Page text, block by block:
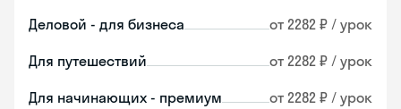
Деловой - для бизнеса от 2282 ₽ / урок
Для путешествий от 2282 ₽ / урок
Для начинающих - премиум от 2282 ₽ / урок